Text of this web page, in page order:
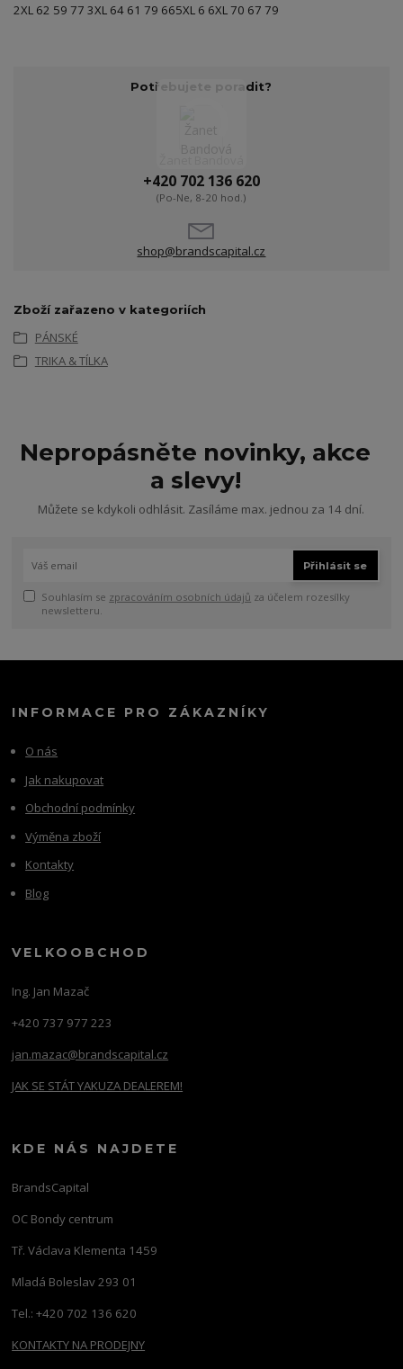
2XL 62 59 77 3XL 64 61 79 665XL 6 6XL 70 67 79
Potřebujete poradit?
+420 702 136 620
(Po-Ne, 8-20 hod.)
shop@brandscapital.cz
Zboží zařazeno v kategoriích
PÁNSKÉ
TRIKA & TÍLKA
Nepropásněte novinky, akce
a slevy!
Můžete se kdykoli odhlásit. Zasíláme max. jednou za 14 dní.
Přihlásit se
Souhlasím se zpracováním osobních údajů za účelem rozesílky
newsletteru.
INFORMACE PRO ZÁKAZNÍKY
O nás
Jak nakupovat
Obchodní podmínky
Výměna zboží
Kontakty
Blog
VELKOOBCHOD
Ing. Jan Mazač
+420 737 977 223
jan.mazac@brandscapital.cz
JAK SE STÁT YAKUZA DEALEREM!
KDE NÁS NAJDETE
BrandsCapital
OC Bondy centrum
Tř. Václava Klementa 1459
Mladá Boleslav 293 01
Tel.: +420 702 136 620
KONTAKTY NA PRODEJNY